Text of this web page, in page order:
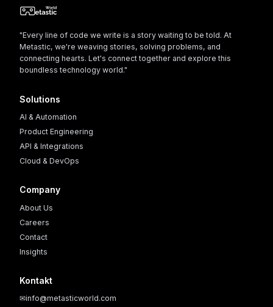
"Every line of code we write is a story waiting to be told. At
Metastic, we're weaving stories, solving problems, and
connecting hearts. Let's connect together and explore this
boundless technology world."
Solutions
AI & Automation
Product Engineering
API & Integrations
Cloud & DevOps
Company
About Us
Careers
Contact
Insights
Kontakt
✉info@metasticworld.com